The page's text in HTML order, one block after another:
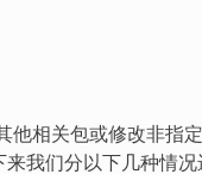
他相关包或修改非指
我们分以下几种情况